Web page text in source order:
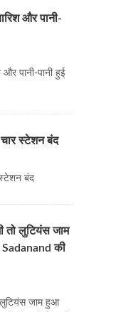
और पानी-
पानी-पानी हुई
चार स्टेशन बंद
स्टेशन बंद
लुटियंस जाम
की
जाम हुआ